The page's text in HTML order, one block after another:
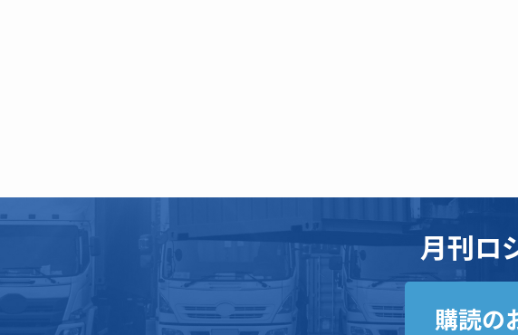
月刊ロ
購読の